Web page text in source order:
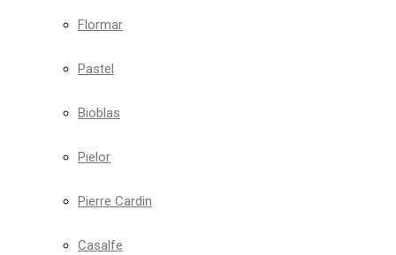
Flormar
Pastel
Bioblas
Pielor
Pierre Cardin
Casalfe